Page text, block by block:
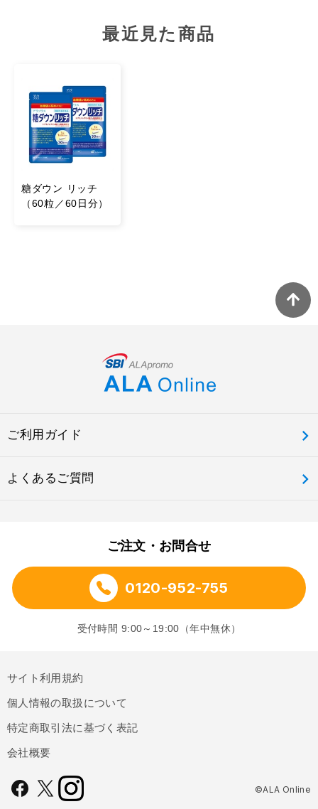
最近見た商品
糖ダウン リッチ
（60粒／60日分）
ご利用ガイド
よくあるご質問
ご注文・お問合せ
0120-952-755
受付時間 9:00～19:00（年中無休）
サイト利用規約
個人情報の取扱について
特定商取引法に基づく表記
会社概要
©ALA Online